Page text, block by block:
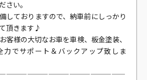
さい。
しておりますので、納車前にしっかり
頂きます♪
客様の大切なお車を車検、板金塗装、
力でサポート＆バックアップ致しま